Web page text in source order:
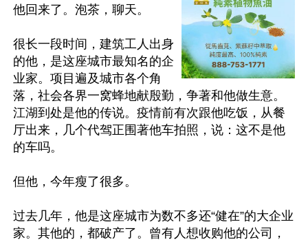
他回来了。泡茶，聊天。
很长一段时间，建筑工人出身
的他，是这座城市最知名的企
业家。项目遍及城市各个角
落，社会各界一窝蜂地献殷勤，争著和他做生意。
江湖到处是他的传说。疫情前有次跟他吃饭，从餐
厅出来，几个代驾正围著他车拍照，说：这不是他
的车吗。
但他，今年瘦了很多。
过去几年，他是这座城市为数不多还“健在”的大企业
家。其他的，都破产了。曾有人想收购他的公司，